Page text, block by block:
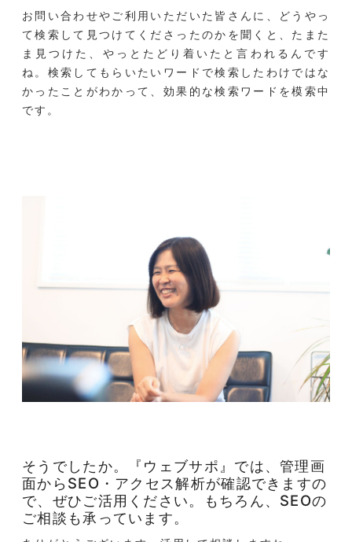
お問い合わせやご利用いただいた皆さんに、どうやっ
て検索して見つけてくださったのかを聞くと、たまた
ま見つけた、やっとたどり着いたと言われるんです
ね。検索してもらいたいワードで検索したわけではな
かったことがわかって、効果的な検索ワードを模索中
です。
そうでしたか。『ウェブサポ』では、管理画
面からSEO・アクセス解析が確認できますの
で、ぜひご活用ください。もちろん、SEOの
ご相談も承っています。